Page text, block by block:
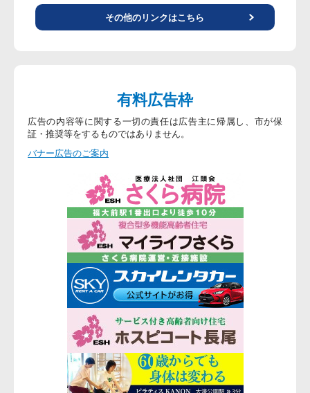
その他のリンクはこちら
有料広告枠
広告の内容等に関する一切の責任は広告主に帰属し、市が保
証・推奨等をするものではありません。
バナー広告のご案内